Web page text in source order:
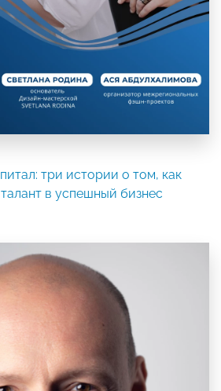
три истории о том, как
в успешный бизнес